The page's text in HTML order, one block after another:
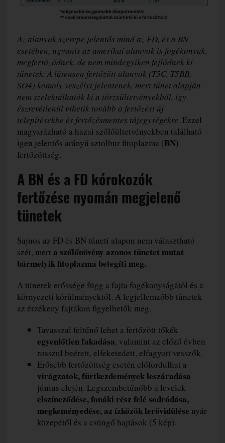
Az alanyok szerepe jelentős mind az FD, és a BN
esetében, ugyanis az amerikai alanyok is fogékonyak,
megfertőződnek, de nem mindegyiken fejlődnek ki
tünetek. A látensen fertőzött alanyok (T5C, T5BB,
SO4) komoly veszélyt jelentenek, mert tünet alapján
nem szelektálhatók ki a törzsültetvényekből, így
észrevétlenül vihetik tovább a fertőzést új
telepítésekbe és fertőzésmentes tájegységekre. Ezzel
magyarázható a hazai szőlőültetvényekben található
igen jelentős arányú sztolbur fitoplazma (BN)
fertőzöttség.
A BN és a FD kórokozók
fertőzése nyomán megjelenő
tünetek
Sajnos az FD és BN tüneti alapon nem választható
szét, mert a szőlőnövény azonos tünetet mutat
bármelyik fitoplazma betegíti meg.
A tünetek erőssége függ a fajta fogékonyságától és a
környezeti körülményektől. A legjellemzőbb tünetek
az érzékeny fajtákon figyelhetők meg.
Tavasszal feltűnő lehet a fertőzött tőkék
egyenlőtlen fakadása, valamint az előző évben
rosszul beérett, elfeketedett, elfagyott vesszők.
Erősebb fertőzöttség esetén előfordulhat a
virágzatok, fürtkezdemények leszáradása
június elején. Legszembetűnőbb a levelek
elszíneződése, fonáki rész felé sodródása,
megkeményedése, az ízközök lerövidülése nyár
közepétől és a csüngő hajtások (5 kép).